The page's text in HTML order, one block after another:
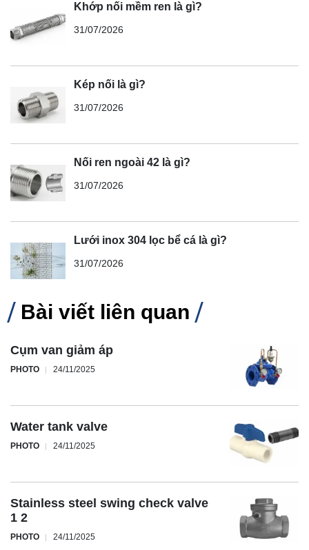
Khớp nối mềm ren là gì?
31/07/2026
Kép nối là gì?
31/07/2026
Nối ren ngoài 42 là gì?
31/07/2026
Lưới inox 304 lọc bể cá là gì?
31/07/2026
Bài viết liên quan
Cụm van giảm áp
PHOTO 24/11/2025
Water tank valve
PHOTO 24/11/2025
Stainless steel swing check valve
1 2
PHOTO 24/11/2025